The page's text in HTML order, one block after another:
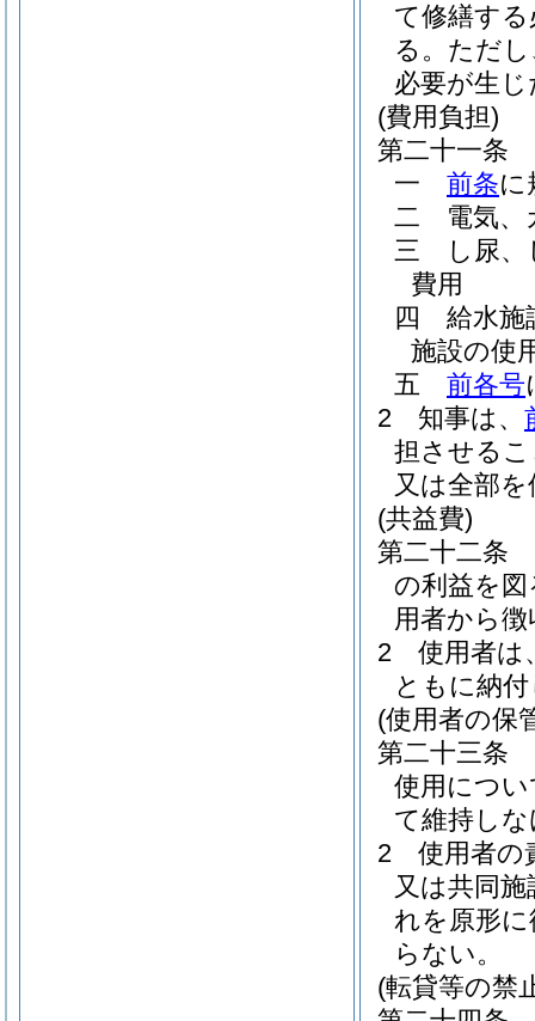
て修繕す
る。 ただ
必要が生
(費用負担)
第二十一条
一
前条に
二
電気、
三
し尿
費用
四
給水施
施設の使
五
前各号
2
知事は、
担させる
又は全部
(共益費)
第二十二条
の利益を
用者から
2
使用者は
ともに納
(使用者の保
第二十三条
使用につ
て維持し
2
使用者の
又は共同
れを原形
らない。
(転貸等の禁